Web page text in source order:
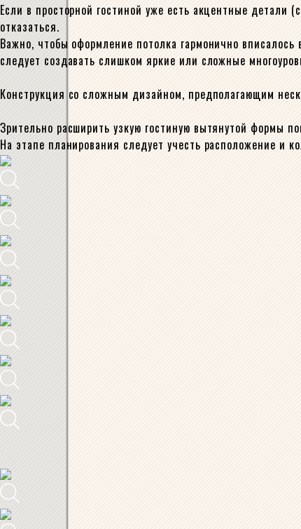
Если в просторной гостиной уже есть акцентные детали
отказаться.
Важно, чтобы оформление потолка гармонично
следует создавать слишком яркие или сложные
Конструкция со сложным дизайном, предполагающим
Зрительно расширить узкую гостиную вытянутой формы
На этапе планирования следует учесть расположение и